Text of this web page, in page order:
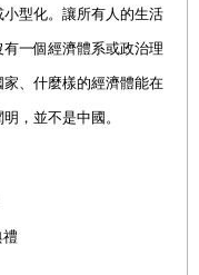
型化。讓所有人的生活
一個經濟體系或政治理
、什麼樣的經濟體能在
，並不是中國。